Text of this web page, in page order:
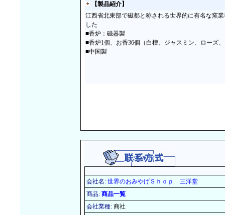
【製品紹介】
江西省北東部で磁都と称される世界的に有名な窯
した
■香炉：磁器製
■香炉1個、お香36個（白檀、ジャスミン、ローズ
■中国製
会社名: 世界のおみやげＳｈｏｐ 三洋堂
商品: 商品一覧
会社業種: 商社